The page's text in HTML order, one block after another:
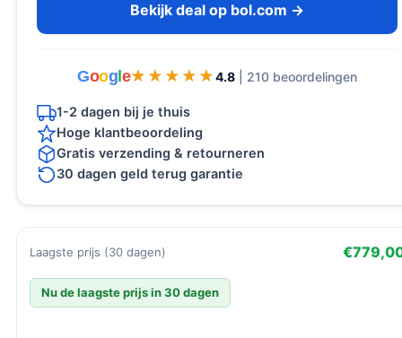
Bekijk deal op bol.com →
Goog e★★★★★
★★★★★ 4.8 | 210 beoordelingen
1-2 dagen bij je thuis
Hoge klantbeoordeling
Gratis verzending & retourneren
30 dagen geld terug garantie
Laagste prijs (30 dagen)
Nu de laagste prijs in 30 dagen